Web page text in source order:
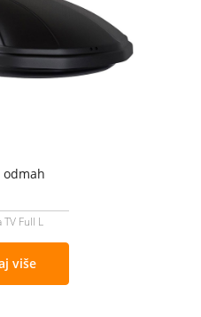
Full L
više